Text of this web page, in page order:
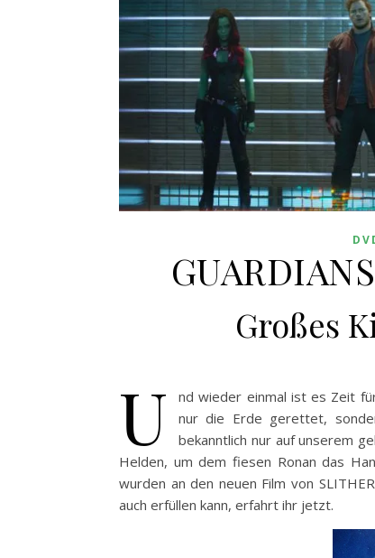
Großes
U
nd wieder einmal ist es Zeit
nur die Erde gerettet,
bekanntlich nur auf unserem
Helden, um dem fiesen Ronan das
wurden an den neuen Film von
auch erfüllen kann, erfahrt ihr jetzt.